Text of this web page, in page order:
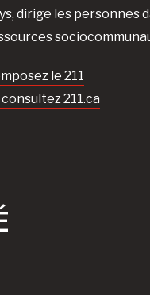
dirige les personnes
le 211
211.ca